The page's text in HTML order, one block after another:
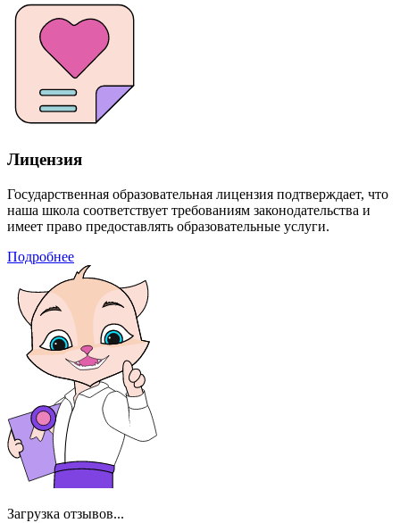
Лицензия
Государственная образовательная лицензия подтверждает, что
наша школа соответствует требованиям законодательства и
имеет право предоставлять образовательные услуги.
Подробнее
Загрузка отзывов...